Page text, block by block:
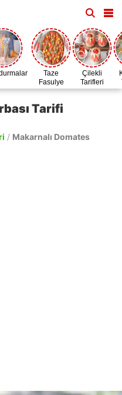
Taze
Fasulye
Zamanı
Çilekli
Tarifleri
Tarifi
/ Makarnalı Domates